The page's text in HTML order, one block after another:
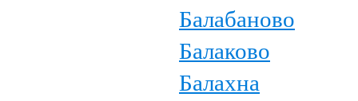
Балабаново
Балаково
Балахна